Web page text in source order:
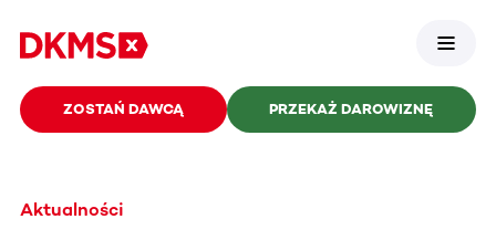
ZOSTAŃ DAWCĄ PRZEKAŻ DAROWIZNĘ
Aktualności